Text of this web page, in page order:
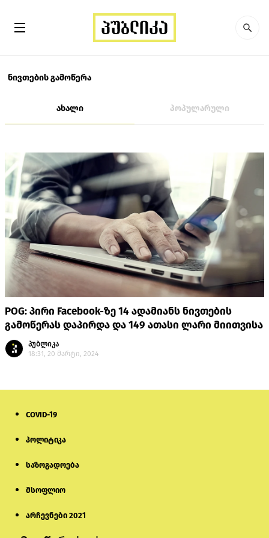
ნივთების გამოწერა
ახალი პოპულარული
POG: პირი Facebook-ზე 14 ადამიანს ნივთების
გამოწერას დაპირდა და 149 ათასი ლარი მიითვისა
პუბლიკა
18:31, 20 მარტი, 2024
COVID-19
პოლიტიკა
საზოგადოება
მსოფლიო
არჩევნები 2021